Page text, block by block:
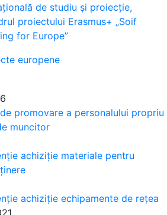
de studiu și proiecție,
proiectului Erasmus+ „Soif
for Europe”
europene
promovare a personalului propriu
muncitor
achiziție materiale pentru
achiziție echipamente de rețea